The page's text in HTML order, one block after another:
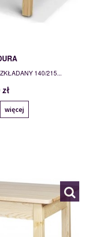
140/215...
więcej